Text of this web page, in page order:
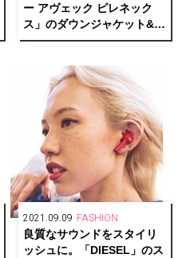
ー アヴェック ピレネック
ス」のダウンジャケット&ベ
ストに注目。
2021.09.09 FASHION
良質なサウンドをスタイリ
ッシュに。「DIESEL」のス